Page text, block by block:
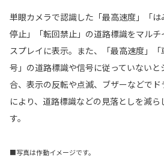
単眼カメラで認識した「最高速度」「
停止」「転回禁止」の道路標識をマルチ
スプレイに表示。また、「最高速度」
号」の道路標識や信号に従っていない
合、表示の反転や点滅、ブザーなどで
により、道路標識などの見落としを減
す。
■写真は作動イメージです。